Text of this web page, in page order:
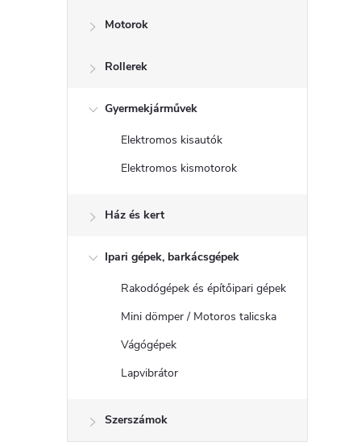
Motorok
Rollerek
Gyermekjárművek
Elektromos kisautók
Elektromos kismotorok
Ház és kert
Ipari gépek, barkácsgépek
Rakodógépek és építőipari gépek
Mini dömper / Motoros talicska
Vágógépek
Lapvibrátor
Szerszámok